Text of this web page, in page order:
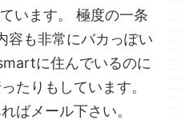
います。 極度の一条
容も非常にバカっぽい
に住んでいるのに
たりもしています。
ばメール下さい。